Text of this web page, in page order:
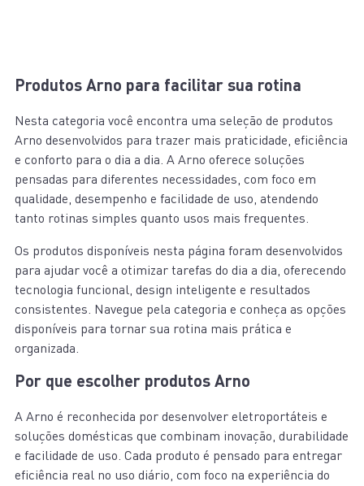
Produtos Arno para facilitar sua rotina
Nesta categoria você encontra uma seleção de produtos
Arno desenvolvidos para trazer mais praticidade, eficiência
e conforto para o dia a dia. A Arno oferece soluções
pensadas para diferentes necessidades, com foco em
qualidade, desempenho e facilidade de uso, atendendo
tanto rotinas simples quanto usos mais frequentes.
Os produtos disponíveis nesta página foram desenvolvidos
para ajudar você a otimizar tarefas do dia a dia, oferecendo
tecnologia funcional, design inteligente e resultados
consistentes. Navegue pela categoria e conheça as opções
disponíveis para tornar sua rotina mais prática e
organizada.
Por que escolher produtos Arno
A Arno é reconhecida por desenvolver eletroportáteis e
soluções domésticas que combinam inovação, durabilidade
e facilidade de uso. Cada produto é pensado para entregar
eficiência real no uso diário, com foco na experiência do